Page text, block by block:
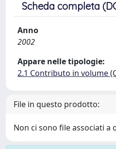
Scheda completa
Anno
2002
Appare nelle tipologie:
2.1 Contributo in volume
File in questo prodotto:
Non ci sono file associati a